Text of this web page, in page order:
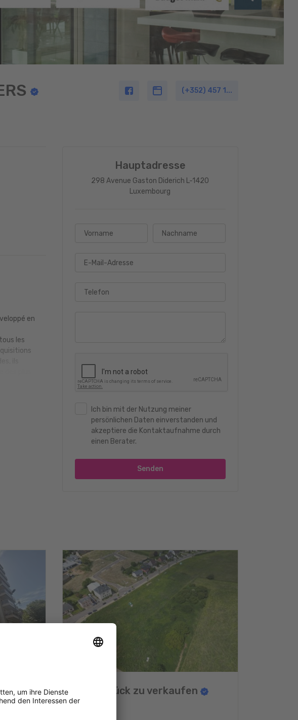
(+352) 457 1...
Hauptadresse
298 Avenue Gaston Diderich L-1420
Luxembourg
Vorname Nachname
E-Mail-Adresse
Telefon
Ich bin mit der Nutzung meiner
persönlichen Daten einverstanden und
akzeptiere die Kontaktaufnahme durch
einen Berater.
Senden
en
les
répondre
zu
Grundstück zu verkaufen
Filsdorf